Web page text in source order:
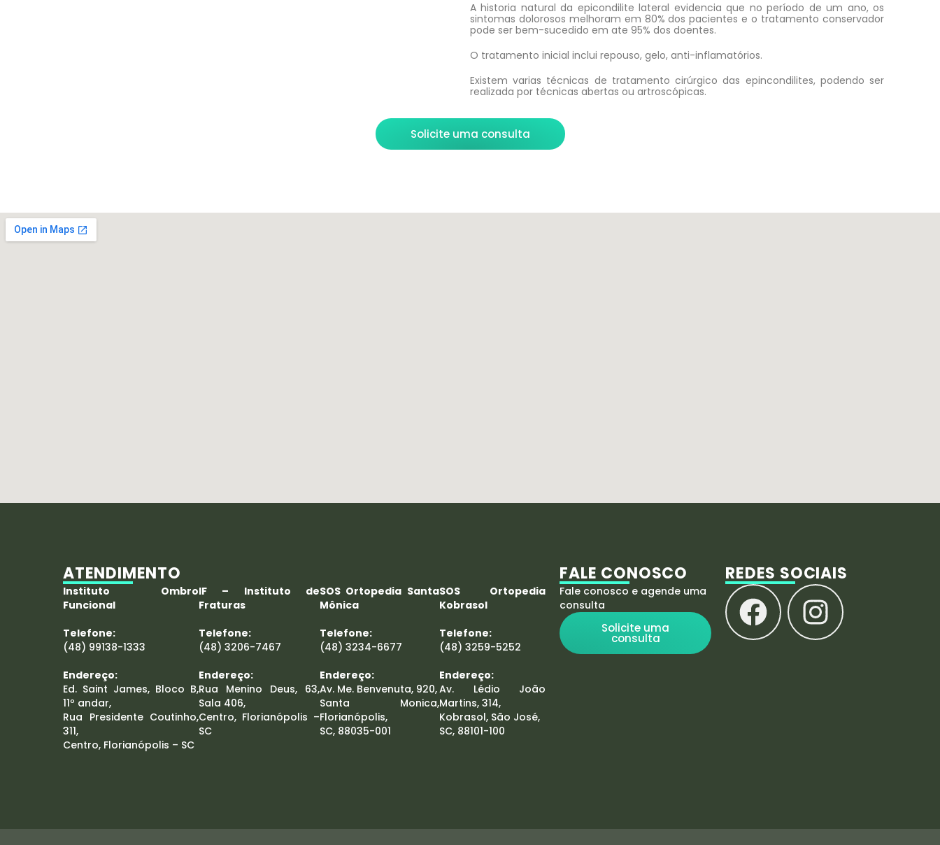
A historia natural da epicondilite lateral evidencia que no período de um ano, os
sintomas dolorosos melhoram em 80% dos pacientes e o tratamento conservador
pode ser bem-sucedido em ate 95% dos doentes.
O tratamento inicial inclui repouso, gelo, anti-inflamatórios.
Existem varias técnicas de tratamento cirúrgico das epincondilites, podendo ser
realizada por técnicas abertas ou artroscópicas.
Solicite uma consulta
FALE CONOSCO
Fale conosco e agende uma
consulta
Solicite uma
consulta
REDES SOCIAIS
ATENDIMENTO
SOS Ortopedia
Kobrasol
Telefone:
(48) 3259-5252
Endereço:
Av. Lédio João
Martins, 314,
Kobrasol, São José,
SC, 88101-100
SOS Ortopedia Santa
Mônica
Telefone:
(48) 3234-6677
Endereço:
Av. Me. Benvenuta, 920,
Santa Monica,
Florianópolis,
SC, 88035-001
IF – Instituto de
Fraturas
Telefone:
(48) 3206-7467
Endereço:
Rua Menino Deus, 63,
Sala 406,
Centro, Florianópolis –
SC
Instituto Ombro
Funcional
Telefone:
(48) 99138-1333
Endereço:
Ed. Saint James, Bloco B,
11º andar,
Rua Presidente Coutinho,
311,
Centro, Florianópolis – SC